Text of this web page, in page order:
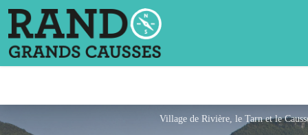
Village de Rivière, le Tarn et le